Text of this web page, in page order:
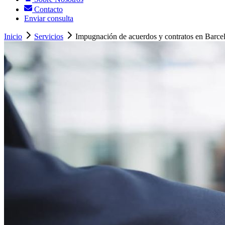
Contacto
Enviar consulta
Inicio Servicios Impugnación de acuerdos y contratos en